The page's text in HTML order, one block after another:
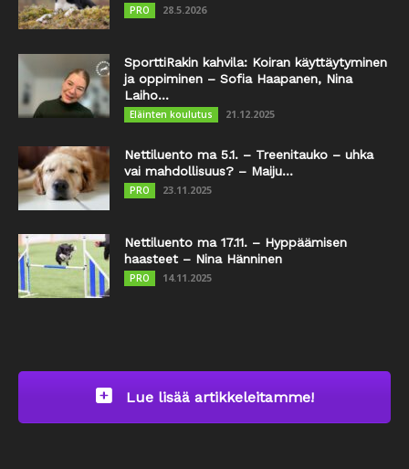
PRO 28.5.2026
SporttiRakin kahvila: Koiran käyttäytyminen
ja oppiminen – Sofia Haapanen, Nina
Laiho...
Eläinten koulutus 21.12.2025
Nettiluento ma 5.1. – Treenitauko – uhka
vai mahdollisuus? – Maiju...
PRO 23.11.2025
Nettiluento ma 17.11. – Hyppäämisen
haasteet – Nina Hänninen
PRO 14.11.2025
Lue lisää artikkeleitamme!